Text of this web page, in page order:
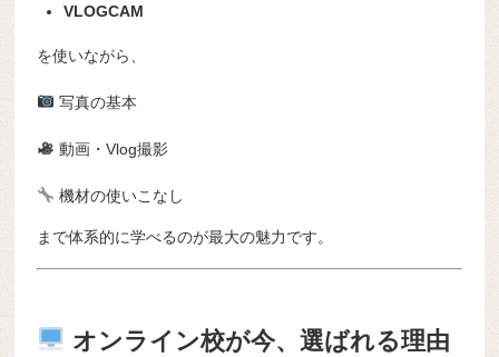
VLOGCAM
を使いながら、
写真の基本
動画・Vlog撮影
機材の使いこなし
まで体系的に学べるのが最大の魅力です。
オンライン校が今、選ばれる理由